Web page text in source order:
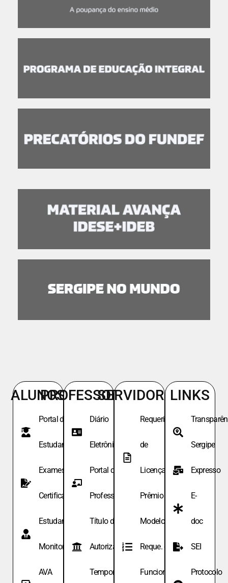
ALUNOS
Portal do
Estudante
Exames de
Certificação
Estudante
Monitor
AVA
PROFESSORES
Diário
Eletrônico
Portal do
Professor
Título de
Autoriza.
Temporária
SERVIDORES
Requeri.
de
Licença
Prêmio
Modelo de
Reque. de
Funcionário
LINKS
Sergipe
Expresso
E-
doc
SEI
Protocolo